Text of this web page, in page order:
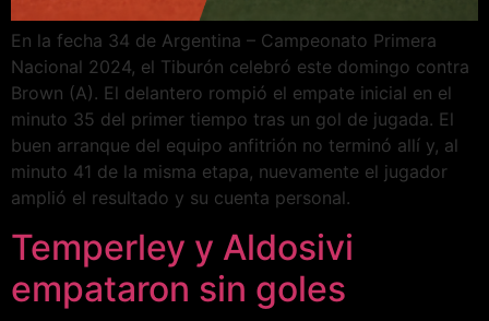
En la fecha 34 de Argentina – Campeonato Primera
Nacional 2024, el Tiburón celebró este domingo contra
Brown (A). El delantero rompió el empate inicial en el
minuto 35 del primer tiempo tras un gol de jugada. El
buen arranque del equipo anfitrión no terminó allí y, al
minuto 41 de la misma etapa, nuevamente el jugador
amplió el resultado y su cuenta personal.
Temperley y Aldosivi
empataron sin goles